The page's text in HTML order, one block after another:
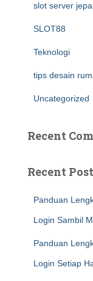
slot server
SLOT88
Teknologi
tips desain
Uncategorized
Recent
Recent
Panduan
Login Sambil
Panduan
Login Setiap